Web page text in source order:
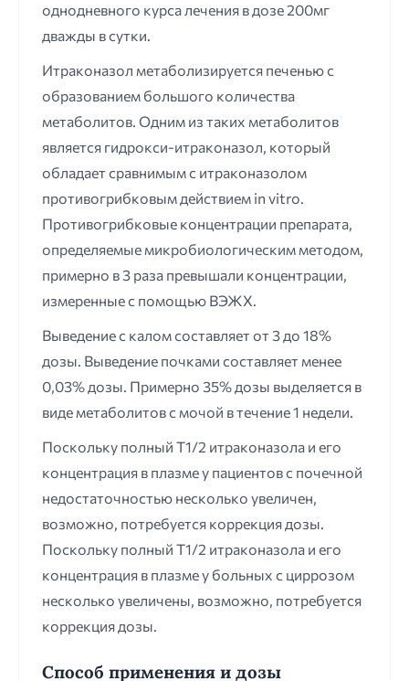
однодневного курса лечения в дозе 200мг
дважды в сутки.
Итраконазол метаболизируется печенью с
образованием большого количества
метаболитов. Одним из таких метаболитов
является гидрокси-итраконазол, который
обладает сравнимым с итраконазолом
противогрибковым действием in vitro.
Противогрибковые концентрации препарата,
определяемые микробиологическим методом,
примерно в 3 раза превышали концентрации,
измеренные с помощью ВЭЖХ.
Выведение с калом составляет от 3 до 18%
дозы. Выведение почками составляет менее
0,03% дозы. Примерно 35% дозы выделяется в
виде метаболитов с мочой в течение 1 недели.
Поскольку полный Т1/2 итраконазола и его
концентрация в плазме у пациентов с почечной
недостаточностью несколько увеличен,
возможно, потребуется коррекция дозы.
Поскольку полный Т1/2 итраконазола и его
концентрация в плазме у больных с циррозом
несколько увеличены, возможно, потребуется
коррекция дозы.
Способ применения и дозы